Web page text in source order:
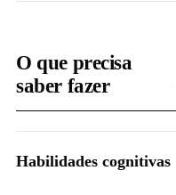
O que precisa
saber fazer
Habilidades cognitivas